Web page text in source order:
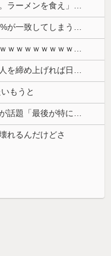
【米国】「泣き言やめて仕事見つけろ。ラーメンを食え」議員らの投稿にバンス氏が猛反発…ブリトーの価格めぐる議論、共和党の内戦に発展
【悲報】ヤニねこで抜けるキャラ、74%が一致してしまうｗｗｗｗｗ
【画像】榮倉奈々、バグるｗｗｗｗｗｗｗｗｗｗｗｗｗｗｗｗ
サンモニ「永住権は生活の基盤、外国人を締め上げれば日本人が生きやすくなるは勘違い」
もうと
【動画】愛しすぎるおばかな猫ちゃんが話題「最後が特にかわいいｗ」
れるんだけどさ